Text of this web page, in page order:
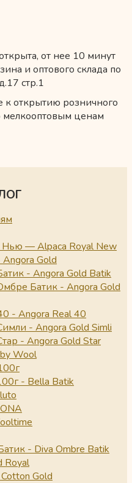
от нее 10 минут
и оптового склада по
стр.1
открытию розничного
мелкооптовым ценам
Нью — Alpaca Royal New
Gold
- Angora Gold Batik
Батик - Angora Gold
- Angora Real 40
- Angora Gold Simli
- Angora Gold Star
Wool
- Bella Batik
- Diva Ombre Batik
Royal
Gold